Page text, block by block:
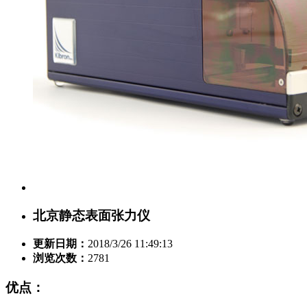
北京静态表面张力仪
更新日期： 2018/3/26 11:49:13
浏览次数： 2781
优点：